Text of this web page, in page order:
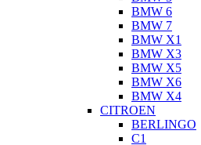
BMW 6
BMW 7
BMW X1
BMW X3
BMW X5
BMW X6
BMW X4
CITROEN
BERLINGO
C1